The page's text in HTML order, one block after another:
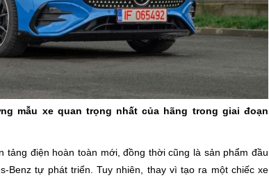
mẫu xe quan trọng nhất của hãng trong giai đoạn
điện hoàn toàn mới, đồng thời cũng là sản phẩm đầu
Benz tự phát triển. Tuy nhiên, thay vì tạo ra một chiếc xe